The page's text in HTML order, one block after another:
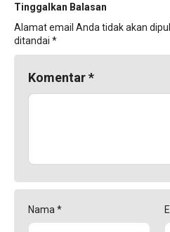
Tinggalkan Balasan
Alamat email Anda tidak akan
ditandai *
Komentar*
Nama *